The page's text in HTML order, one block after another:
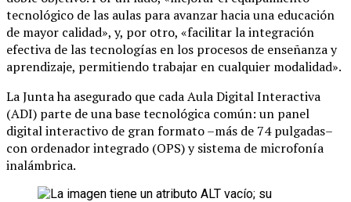
tecnológico de las aulas para avanzar hacia una educación
de mayor calidad», y, por otro, «facilitar la integración
efectiva de las tecnologías en los procesos de enseñanza y
aprendizaje, permitiendo trabajar en cualquier modalidad».
La Junta ha asegurado que cada Aula Digital Interactiva
(ADI) parte de una base tecnológica común: un panel
digital interactivo de gran formato –más de 74 pulgadas–
con ordenador integrado (OPS) y sistema de microfonía
inalámbrica.